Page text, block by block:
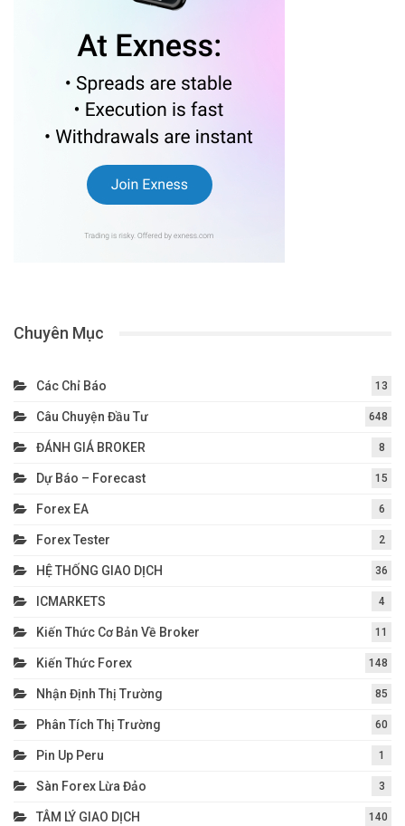
Chuyên Mục
Các Chỉ Báo 13
Câu Chuyện Đầu Tư 648
ĐÁNH GIÁ BROKER 8
Dự Báo – Forecast 15
Forex EA 6
Forex Tester 2
HỆ THỐNG GIAO DỊCH 36
ICMARKETS 4
Kiến Thức Cơ Bản Về Broker 11
Kiến Thức Forex 148
Nhận Định Thị Trường 85
Phân Tích Thị Trường 60
Pin Up Peru 1
Sàn Forex Lừa Đảo 3
TÂM LÝ GIAO DỊCH 140